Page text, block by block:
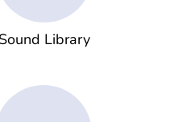
Sound Library